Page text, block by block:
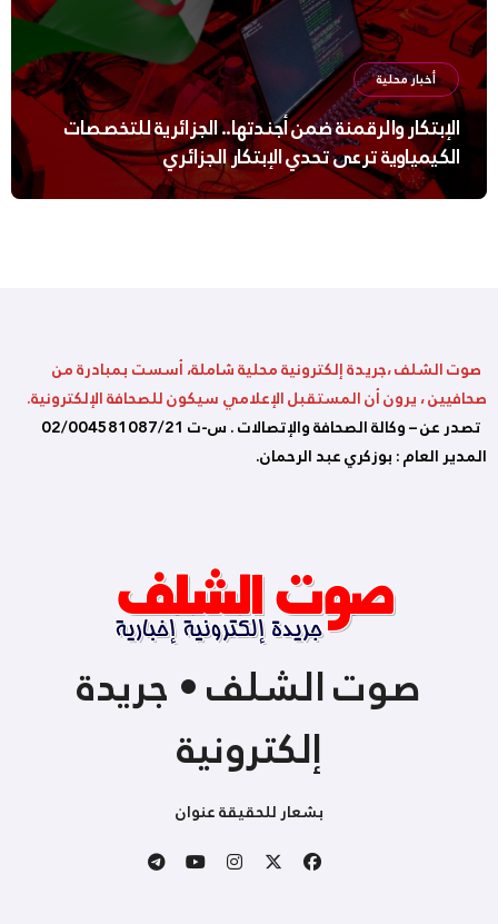
أخبار محلية
الإبتكار والرقمنة ضمن أجندتها.. الجزائرية للتخصصات
الكيمياوية ترعى تحدي الإبتكار الجزائري
صوت الشلف ،جريدة إلكترونية محلية شاملة، أسست بمبادرة من
صحافيين ، يرون أن المستقبل الإعلامي سيكون للصحافة الإلكترونية.
تصدر عن – وكالة الصحافة والإتصالات . س-ت 02/004581087/21
المدير العام : بوزكري عبد الرحمان.
صوت الشلف • جريدة
إلكترونية
بشعار للحقيقة عنوان